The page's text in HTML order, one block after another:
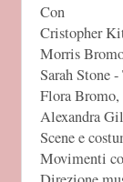
Con
Cristopher
Morris
Sarah Stone
Flora
Alexandra
Scene e
Movimenti